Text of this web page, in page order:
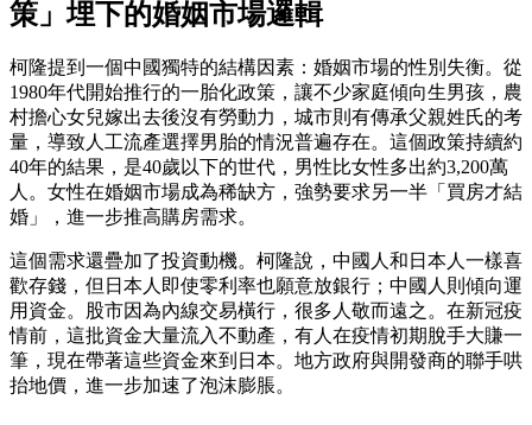
策」埋下的婚姻市場邏輯
柯隆提到一個中國獨特的結構因素：婚姻市場的性別失衡。從
1980年代開始推行的一胎化政策，讓不少家庭傾向生男孩，農
村擔心女兒嫁出去後沒有勞動力，城市則有傳承父親姓氏的考
量，導致人工流產選擇男胎的情況普遍存在。這個政策持續約
40年的結果，是40歲以下的世代，男性比女性多出約3,200萬
人。女性在婚姻市場成為稀缺方，強勢要求另一半「買房才結
婚」，進一步推高購房需求。
這個需求還疊加了投資動機。柯隆說，中國人和日本人一樣喜
歡存錢，但日本人即使零利率也願意放銀行；中國人則傾向運
用資金。股市因為內線交易橫行，很多人敬而遠之。在新冠疫
情前，這批資金大量流入不動產，有人在疫情初期脫手大賺一
筆，現在帶著這些資金來到日本。地方政府與開發商的聯手哄
抬地價，進一步加速了泡沫膨脹。